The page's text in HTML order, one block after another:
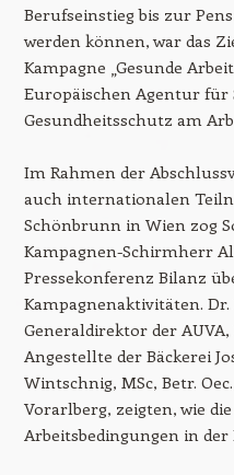
Berufseinstieg bis zur
werden können, war das
Kampagne „Gesunde
Europäischen Agentur für
Gesundheitsschutz am
Im Rahmen der
auch internationalen
Schönbrunn in Wien zog
Kampagnen-Schirmherr
Pressekonferenz Bilanz
Kampagnenaktivitäten.
Generaldirektor der AUVA,
Angestellte der Bäckerei
Wintschnig, MSc, Betr.
Vorarlberg, zeigten, wie
Arbeitsbedingungen in der